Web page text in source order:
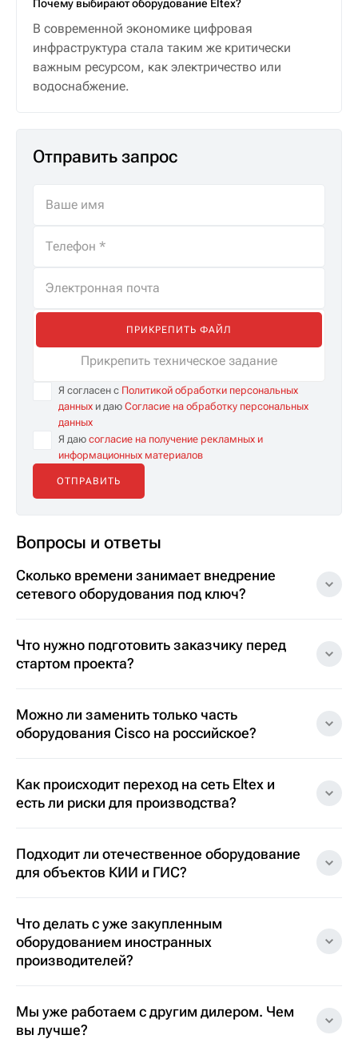
Почему выбирают оборудование Eltex?
В современной экономике цифровая
инфраструктура стала таким же критически
важным ресурсом, как электричество или
водоснабжение.
Отправить запрос
ПРИКРЕПИТЬ ФАЙЛ
Прикрепить техническое задание
Я согласен с Политикой обработки персональных
данных и даю Согласие на обработку персональных
данных
Я даю согласие на получение рекламных и
информационных материалов
Вопросы и ответы
Сколько времени занимает внедрение
сетевого оборудования под ключ?
Что нужно подготовить заказчику перед
стартом проекта?
Можно ли заменить только часть
оборудования Cisco на российское?
Как происходит переход на сеть Eltex и
есть ли риски для производства?
Подходит ли отечественное оборудование
для объектов КИИ и ГИС?
Что делать с уже закупленным
оборудованием иностранных
производителей?
Мы уже работаем с другим дилером. Чем
вы лучше?